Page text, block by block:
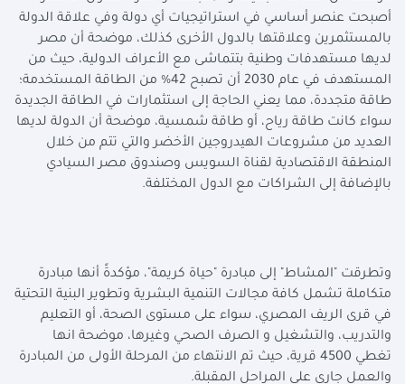
أصبحت عنصر أساسي في استراتيجيات أي دولة وفي علاقة الدولة
بالمستثمرين وعلاقتها بالدول الأخرى كذلك، موضحة أن مصر
لديها مستهدفات وطنية بتتماشى مع الأعراف الدولية، حيث من
المستهدف في عام 2030 أن تصبح 42% من الطاقة المستخدمة؛
طاقة متجددة، مما يعني الحاجة إلى استثمارات في الطاقة الجديدة
سواء كانت طاقة رياح، أو طاقة شمسية، موضحة أن الدولة لديها
العديد من مشروعات الهيدروجين الأخضر والتي تتم من خلال
المنطقة الاقتصادية لقناة السويس وصندوق مصر السيادي
بالإضافة إلى الشراكات مع الدول المختلفة.
وتطرقت "المشاط" إلى مبادرة "حياة كريمة"، مؤكدةً أنها مبادرة
متكاملة تشمل كافة مجالات التنمية البشرية وتطوير البنية التحتية
في قرى الريف المصري، سواء على مستوى الصحة، أو التعليم
والتدريب، والتشغيل و الصرف الصحي وغيرها، موضحة انها
تغطي 4500 قرية، حيث تم الانتهاء من المرحلة الأولى من المبادرة
والعمل جاري على المراحل المقبلة.